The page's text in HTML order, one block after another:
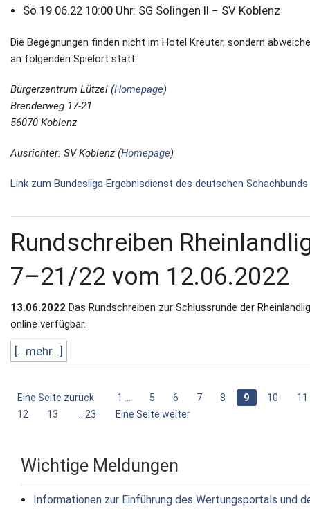
So 19.06.22 10:00 Uhr: SG Solingen II − SV Koblenz
Die Begegnungen finden nicht im Hotel Kreuter, sondern
an folgenden Spielort statt:
Bürgerzentrum Lützel (Homepage)
Brenderweg 17-21
56070 Koblenz
Ausrichter: SV Koblenz (Homepage)
Link zum Bundesliga Ergebnisdienst des deutschen Schachbunds
Rundschreiben
7–21/22 vom 12.06.2022
13.06.2022 Das Rundschreiben zur Schlussrunde der
online verfügbar.
[...mehr...]
Eine Seite zurück 1 ... 5 6 7 8 9 10
11
12
13 ... 23 Eine Seite weiter
Wichtige Meldungen
Informationen zur Einführung des Wertungsportals und